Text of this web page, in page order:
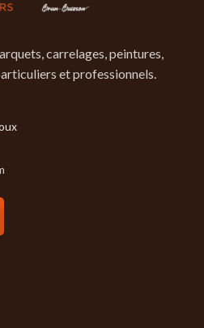
carrelages, peintures,
et professionnels.